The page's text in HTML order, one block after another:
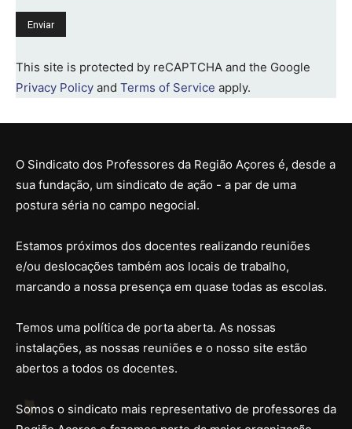
This site is protected by reCAPTCHA and the Google
Privacy Policy and Terms of Service apply.
O Sindicato dos Professores da Região Açores é, desde a
sua fundação, um sindicato de ação - a par de uma
postura séria no campo negocial.
Estamos próximos dos docentes realizando reuniões
e/ou deslocações também aos locais de trabalho,
marcando a nossa presença em quase todas as escolas.
Temos uma política de porta aberta. As nossas
instalações, as nossas reuniões e o nosso site estão
abertos a todos os docentes.
Somos o sindicato mais representativo de professores da